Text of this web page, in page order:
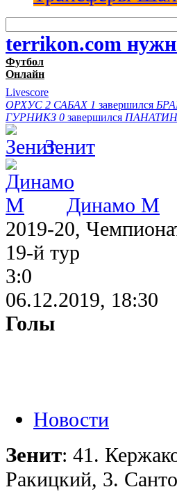
terrikon.com
Футбол
Онлайн
Livescore
ОРХУС 2 САБАХ 1 завершился
ГУРНИКЗ 0 завершился ПАНАТИН
Зенит
Динамо М
2019-20,
19-й тур
3:0
06.12.2019, 18:30
Голы
Новости
Зенит: 41.
Ракицкий, 3.